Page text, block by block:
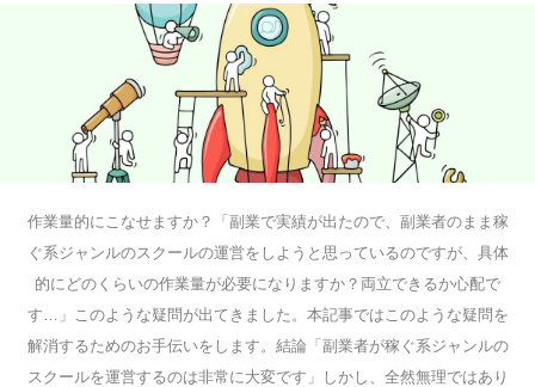
作業量的にこなせますか？「副業で実績が出たので、副業者のまま稼
ぐ系ジャンルのスクールの運営をしようと思っているのですが、具体
的にどのくらいの作業量が必要になりますか？両立できるか心配で
す…」このような疑問が出てきました。本記事ではこのような疑問を
解消するためのお手伝いをします。結論「副業者が稼ぐ系ジャンルの
スクールを運営するのは非常に大変です」しかし、全然無理ではあり